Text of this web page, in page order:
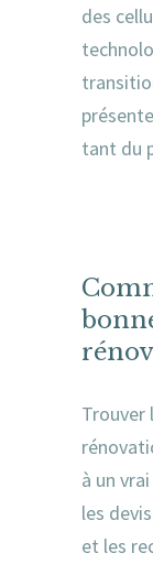
des
tant du
Trouver
à un
les
et les